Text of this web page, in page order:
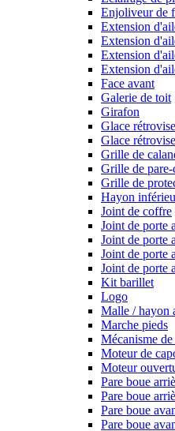
Enjoliveur de
Extension
Extension
Extension
Extension
Face avant
Galerie de toit
Girafon
Glace
Glace
Grille de
Grille de pare-
Grille de
Hayon
Joint de coffre
Joint de porte
Joint de porte
Joint de porte
Joint de porte
Kit barillet
Logo
Malle / hayon
Marche pieds
Mécanisme
Moteur de
Moteur
Pare boue
Pare boue
Pare boue
Pare boue